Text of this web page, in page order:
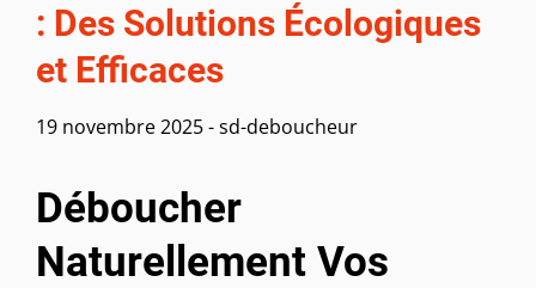
: Des Solutions Écologiques
et Efficaces
19 novembre 2025-sd-deboucheur
Déboucher
Naturellement Vos